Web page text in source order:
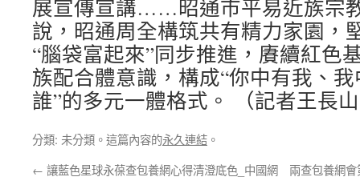
展宣傳宣講……昭通市平易近族宗
說，昭通周全構筑共有精力家園，
“腦袋富起來”同步推進，賡續紅色
族配合體意識，構成“你中有我、
誰”的多元一體格式。 （記者王長
分類: 未分類。這篇內容的永久連結 。
← 讓藍色星球永葆查包養網心得清澄底色_中國網 兩查包養網